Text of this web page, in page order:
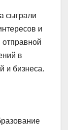
сыграли
и
отправной
в
и бизнеса.